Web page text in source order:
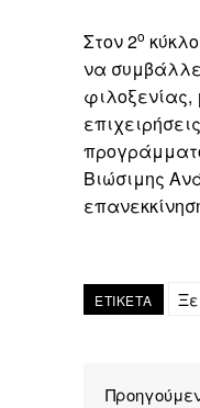
Στον 2ο
να
Βιώσιμης
ΕΤΙΚΕΤΑ